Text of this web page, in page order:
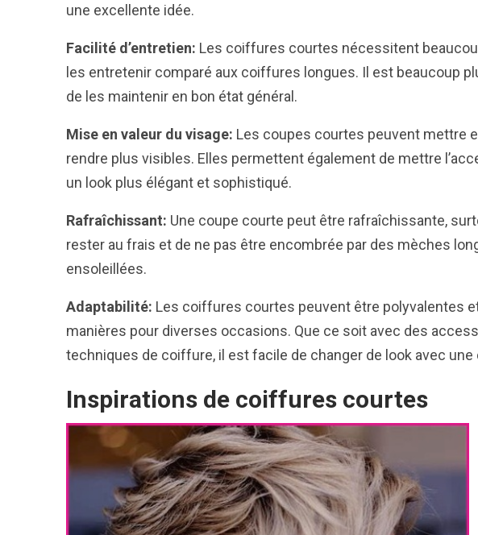
une excellente idée.
Facilité d’entretien: Les coiffures courtes nécessitent
les entretenir comparé aux coiffures longues. Il est beaucoup
de les maintenir en bon état général.
Mise en valeur du visage: Les coupes courtes peuvent mettre
rendre plus visibles. Elles permettent également de mettre
un look plus élégant et sophistiqué.
Rafraîchissant: Une coupe courte peut être rafraîchissante,
rester au frais et de ne pas être encombrée par des mèches
ensoleillées.
Adaptabilité: Les coiffures courtes peuvent être polyvalentes
manières pour diverses occasions. Que ce soit avec des
techniques de coiffure, il est facile de changer de look avec une
Inspirations de coiffures courtes